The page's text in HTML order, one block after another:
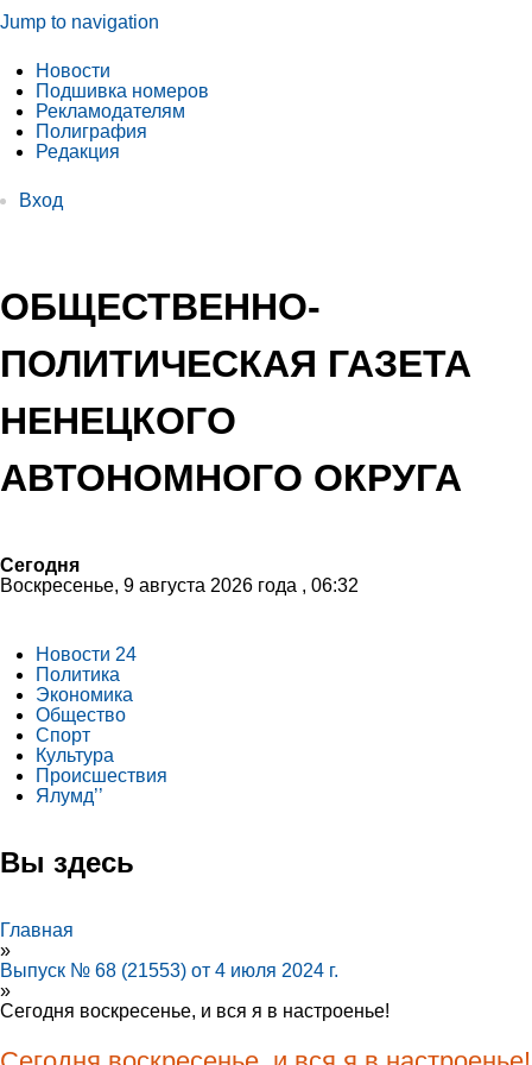
Jump to navigation
Новости
Подшивка номеров
Рекламодателям
Полиграфия
Редакция
Вход
ОБЩЕСТВЕННО-
ПОЛИТИЧЕСКАЯ ГАЗЕТА
НЕНЕЦКОГО
АВТОНОМНОГО ОКРУГА
Сегодня
Воскресенье, 9 августа 2026 года , 06:32
Новости 24
Политика
Экономика
Общество
Спорт
Культура
Происшествия
Ялумд’’
Вы здесь
Главная
»
Выпуск № 68 (21553) от 4 июля 2024 г.
»
Сегодня воскресенье, и вся я в настроенье!